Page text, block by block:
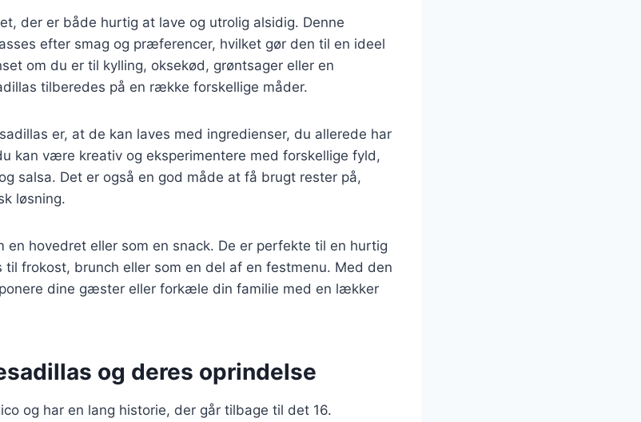
der er både hurtig at lave og utrolig alsidig. Denne
efter smag og præferencer, hvilket gør den til en ideel
om du er til kylling, oksekød, grøntsager eller en
tilberedes på en række forskellige måder.
er, at de kan laves med ingredienser, du allerede har
kan være kreativ og eksperimentere med forskellige fyld,
salsa. Det er også en god måde at få brugt rester på,
løsning.
en hovedret eller som en snack. De er perfekte til en hurtig
til frokost, brunch eller som en del af en festmenu. Med den
dine gæster eller forkæle din familie med en lækker
og deres oprindelse
og har en lang historie, der går tilbage til det 16.